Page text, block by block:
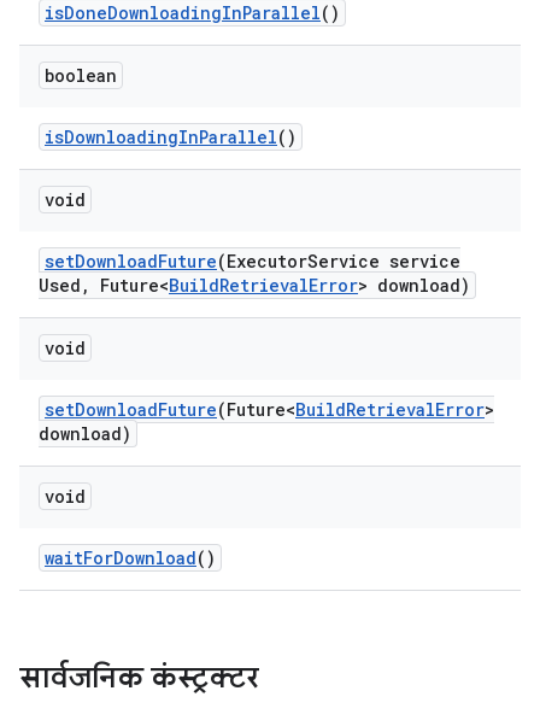
isDoneDownloadingInParallel()
boolean
isDownloadingInParallel()
void
setDownloadFuture(ExecutorService service
Used , Future<BuildRetrievalError> download)
void
setDownloadFuture(Future<BuildRetrievalError>
download)
void
waitForDownload()
सार्वजनिक कंस्ट्रक्टर